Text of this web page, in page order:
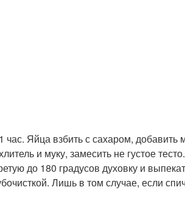
Яйца взбить с сахаром, добавить
и муку, замесить не густое тесто.
до 180 градусов духовку и
Лишь в том случае, если